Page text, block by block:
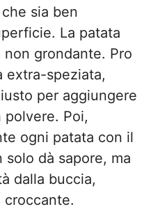
sia ben
La patata
grondante. Pro
extra-speziata,
per aggiungere
Poi,
ogni patata con il
solo dà sapore, ma
dalla buccia,
croccante.